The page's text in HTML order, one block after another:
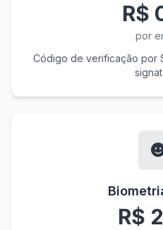
R$
por
Código de verificação por
R$